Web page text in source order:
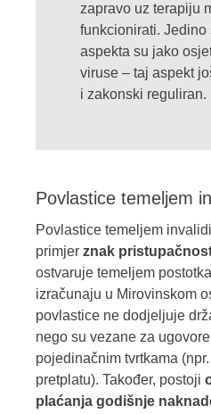
zapravo uz terapiju
funkcionirati. Jedino
aspekta su jako
viruse – taj aspekt
i zakonski reguliran.
Povlastice temeljem
Povlastice temeljem
primjer znak
ostvaruje temeljem
izračunaju u Mirovinskom
povlastice ne dodjeljuje
nego su vezane za
pojedinačnim tvrtkama
pretplatu). Također, postoji
plaćanja godišnje